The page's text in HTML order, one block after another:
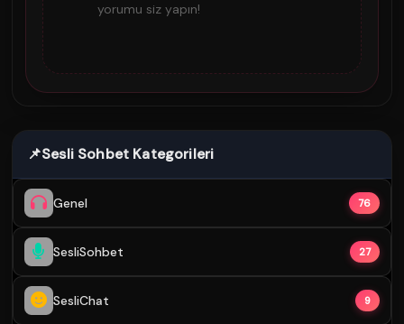
yorumu siz yapın!
📌Sesli Sohbet Kategorileri
Genel 76
SesliSohbet 27
SesliChat 9